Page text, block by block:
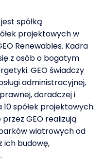
spółką
projektowych w
Renewables. Kadra
z osób o bogatym
GEO świadczy
administracyjnej,
doradczej i
spółek projektowych.
przez GEO realizują
wiatrowych od
ich budowę,